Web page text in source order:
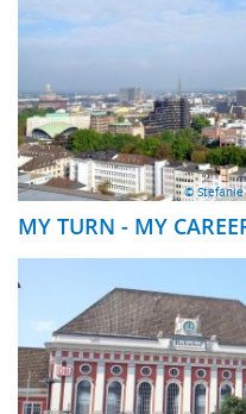
© Stefanie
MY TURN - MY